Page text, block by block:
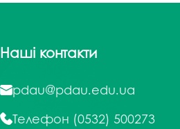
Наші контакти
pdau@pdau.edu.ua
Телефон (0532) 500273